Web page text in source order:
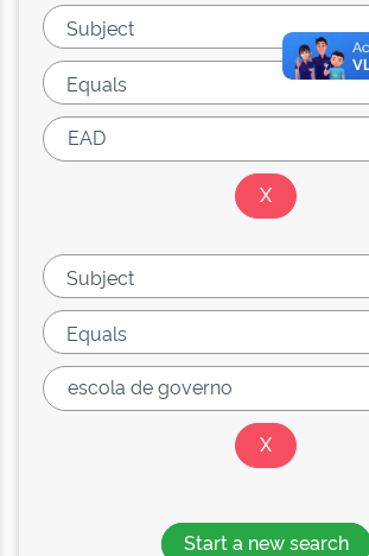
Start a new search